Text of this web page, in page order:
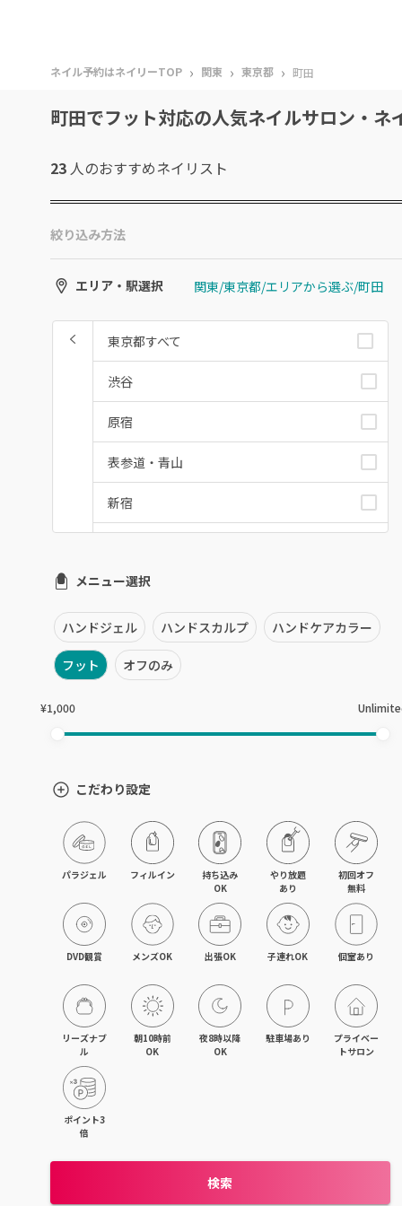
ネイル予約はネイリーTOP › 関東 › 東京都 › 町田
町田でフット対応の人気ネイルサロン・ネ
23 人のおすすめネイリスト
絞り込み方法
エリア・駅選択 関東/東京都/エリアから選ぶ/町田
東京都すべて
渋谷
原宿
表参道・青山
新宿
銀座・新橋・有楽町
恵比寿・代官山・中目黒
自由が丘・学芸大学
下北沢・代々木上原
目黒・戸越・武蔵小山
北千住・町屋・亀有
錦糸町・小岩・青砥
吉祥寺・荻窪・三鷹
立川・国立・国分寺
八王子・日野・昭島
日暮里・駒込・千駄木
メニュー選択
ハンドジェル ハンドスカルプ ハンドケアカラー
フット オフのみ
¥1,000
こだわり設定
パラジェル フィルイン
持ち込み
OK
やり放題
あり
初回オフ
無料
DVD観賞 メンズOK 出張OK 子連れOK 個室あり
リーズナブ
ル
朝10時前
OK
夜8時以降
OK
駐車場あり
プライベー
トサロン
ポイント3
倍
検索